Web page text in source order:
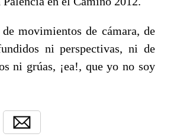
movimientos de cámara, de
ni perspectivas, ni de
ni grúas, ¡ea!, que yo no soy